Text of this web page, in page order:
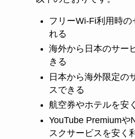
フリーWi-Fi利用時
れる
海外から日本のサー
きる
日本から海外限定の
スできる
航空券やホテルを安
YouTube Premiumや
スクサービスを安く